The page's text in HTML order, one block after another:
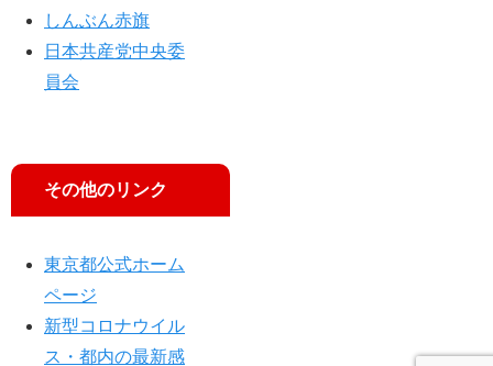
しんぶん赤旗
日本共産党中央委
員会
その他のリンク
東京都公式ホーム
ページ
新型コロナウイル
ス・都内の最新感